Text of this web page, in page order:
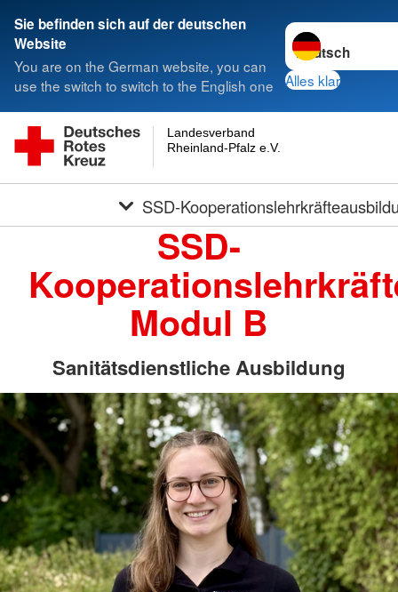
Sie befinden sich auf der deutschen
Website
You are on the German website, you can
use the switch to switch to the English one
Sprache
Alles klar
Rheinland-Pfalz e.V.
Landesverband
SSD-
SSD-
Modul B
Sanitätsdienstliche Ausbildung